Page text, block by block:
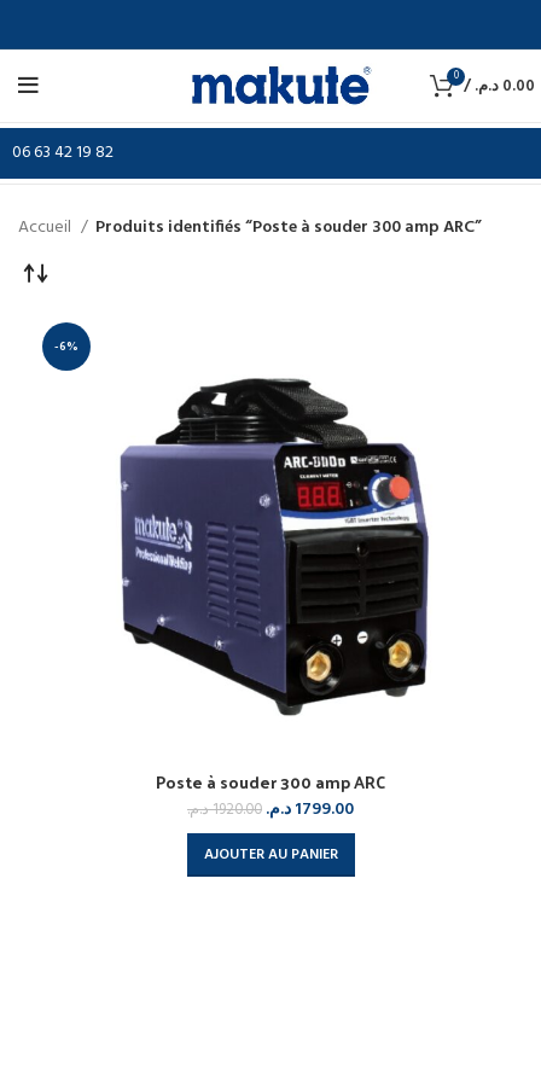
0 / 0.00د.م.
06 63 42 19 82
Accueil Produits identifiés “Poste à souder 300 amp ARC”
-6%
Poste à souder 300 amp ARC
1920.00د.م. 1799.00د.م.
AJOUTER AU PANIER